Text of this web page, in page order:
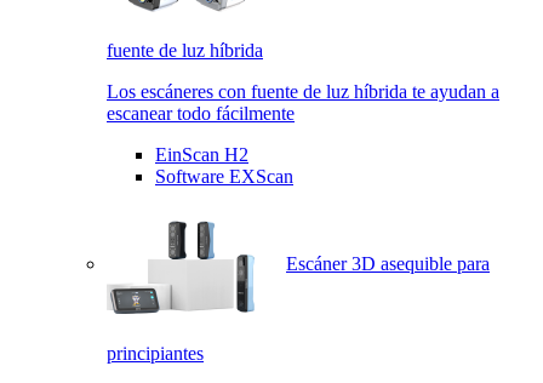
fuente de luz híbrida
Los escáneres con fuente de luz híbrida te ayudan a
escanear todo fácilmente
EinScan H2
Software EXScan
Escáner 3D asequible para
principiantes